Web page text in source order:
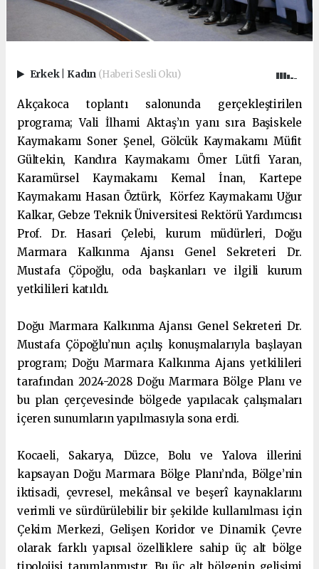
Erkek Kadın (Haberi Sesli Oku)
Akçakoca toplantı salonunda gerçekleştirilen
programa; Vali İlhami Aktaş’ın yanı sıra Başiskele
Kaymakamı Soner Şenel, Gölcük Kaymakamı Müfit
Gültekin, Kandıra Kaymakamı Ömer Lütfi Yaran,
Karamürsel Kaymakamı Kemal İnan, Kartepe
Kaymakamı Hasan Öztürk, Körfez Kaymakamı Uğur
Kalkar, Gebze Teknik Üniversitesi Rektörü Yardımcısı
Prof. Dr. Hasari Çelebi, kurum müdürleri, Doğu
Marmara Kalkınma Ajansı Genel Sekreteri Dr.
Mustafa Çöpoğlu, oda başkanları ve ilgili kurum
yetkilileri katıldı.
Doğu Marmara Kalkınma Ajansı Genel Sekreteri Dr.
Mustafa Çöpoğlu’nun açılış konuşmalarıyla başlayan
program; Doğu Marmara Kalkınma Ajans yetkilileri
tarafından 2024-2028 Doğu Marmara Bölge Planı ve
bu plan çerçevesinde bölgede yapılacak çalışmaları
içeren sunumların yapılmasıyla sona erdi.
Kocaeli, Sakarya, Düzce, Bolu ve Yalova illerini
kapsayan Doğu Marmara Bölge Planı’nda, Bölge’nin
iktisadi, çevresel, mekânsal ve beşerî kaynaklarını
verimli ve sürdürülebilir bir şekilde kullanılması için
Çekim Merkezi, Gelişen Koridor ve Dinamik Çevre
olarak farklı yapısal özelliklere sahip üç alt bölge
tipolojisi tanımlanmıştır. Bu üç alt bölgenin gelişimi